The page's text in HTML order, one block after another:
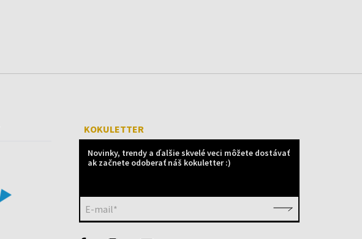
KOKULETTER
Novinky, trendy a ďalšie skvelé veci môžete dostávať
ak začnete odoberať náš kokuletter :)
E-mail*